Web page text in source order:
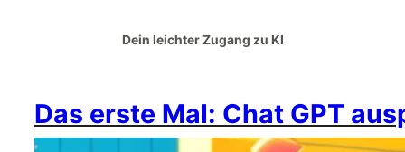
Dein leichter Zugang zu KI
Das erste Mal: Chat GPT